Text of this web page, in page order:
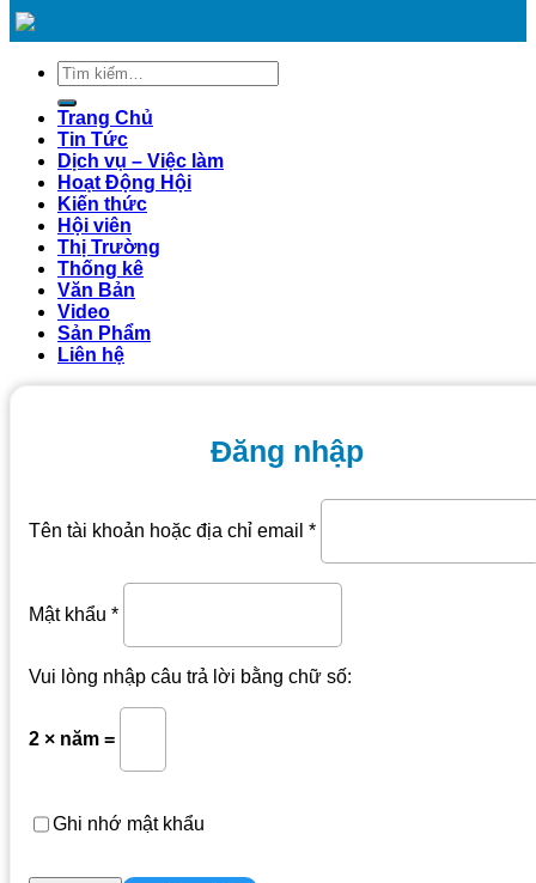
Tìm
kiếm:
Trang Chủ
Tin Tức
Dịch vụ – Việc làm
Hoạt Động Hội
Kiến thức
Hội viên
Thị Trường
Thống kê
Văn Bản
Video
Sản Phẩm
Liên hệ
Đăng nhập
Tên tài khoản hoặc địa chỉ email *
Mật khẩu *
Vui lòng nhập câu trả lời bằng chữ số:
2 × năm =
Ghi nhớ mật khẩu